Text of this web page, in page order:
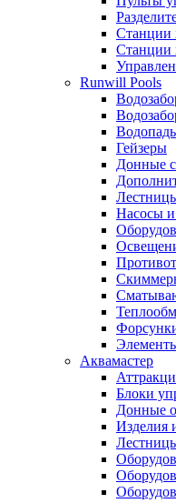
Станции
Станции
Runwill Pools
Гейзеры
Донные
Насосы
Аквамастер
Блоки
Донные
Изделия